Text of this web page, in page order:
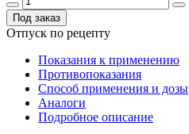
Под заказ
Отпуск по рецепту
Показания к применению
Противопоказания
Способ применения и дозы
Аналоги
Подробное описание